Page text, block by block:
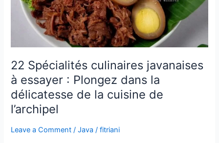
22 Spécialités culinaires javanaises
à essayer : Plongez dans la
délicatesse de la cuisine de
l’archipel
Leave a Comment /Java /fitriani
Plongez
dans
délicatesse
la
cuisine
de
l’archipel